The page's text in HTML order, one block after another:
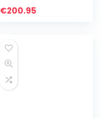
dierenhaarzuigmon
€200.95